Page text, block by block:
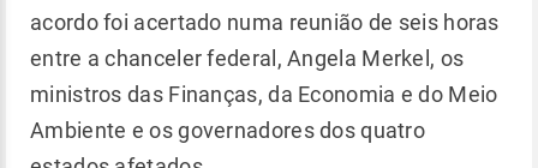
acordo foi acertado numa reunião de seis horas
entre a chanceler federal, Angela Merkel, os
ministros das Finanças, da Economia e do Meio
Ambiente e os governadores dos quatro